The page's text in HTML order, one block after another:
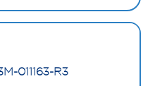
011163-R3